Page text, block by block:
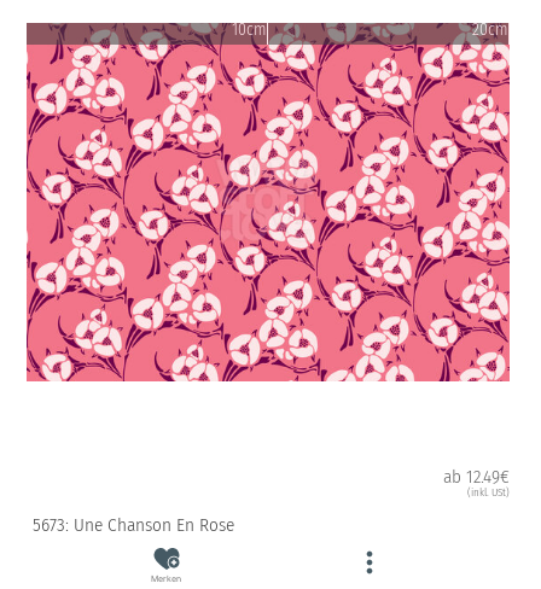
10cm 20cm
ab 12.49€
(inkl. USt)
5673: Une Chanson En Rose
Merken